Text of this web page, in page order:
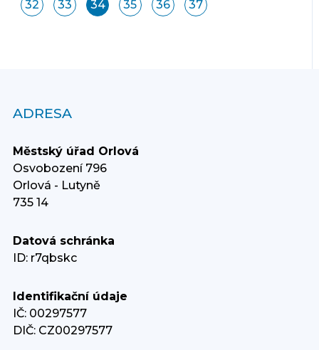
32 33 34 35 36 37
ADRESA
Městský úřad Orlová
Osvobození 796
Orlová - Lutyně
735 14
Datová schránka
ID: r7qbskc
Identifikační údaje
IČ: 00297577
DIČ: CZ00297577